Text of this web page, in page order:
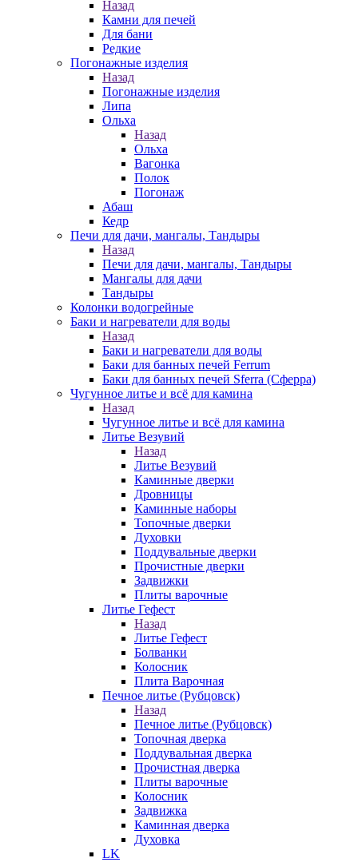
Назад
Камни для печей
Для бани
Редкие
Погонажные изделия
Назад
Погонажные изделия
Липа
Ольха
Назад
Ольха
Вагонка
Полок
Погонаж
Абаш
Кедр
Печи для дачи, мангалы, Тандыры
Назад
Печи для дачи, мангалы, Тандыры
Мангалы для дачи
Тандыры
Колонки водогрейные
Баки и нагреватели для воды
Назад
Баки и нагреватели для воды
Баки для банных печей Ferrum
Баки для банных печей Sferra (Сферра)
Чугунное литье и всё для камина
Назад
Чугунное литье и всё для камина
Литье Везувий
Назад
Литье Везувий
Каминные дверки
Дровницы
Каминные наборы
Топочные дверки
Духовки
Поддувальные дверки
Прочистные дверки
Задвижки
Плиты варочные
Литье Гефест
Назад
Литье Гефест
Болванки
Колосник
Плита Варочная
Печное литье (Рубцовск)
Назад
Печное литье (Рубцовск)
Топочная дверка
Поддувальная дверка
Прочистная дверка
Плиты варочные
Колосник
Задвижка
Каминная дверка
Духовка
LK